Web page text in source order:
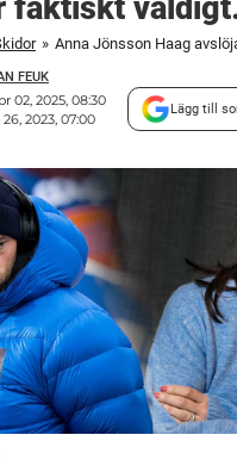
faktiskt
»
FEUK
02, 2025, 08:30
2023, 07:00
Lägg till